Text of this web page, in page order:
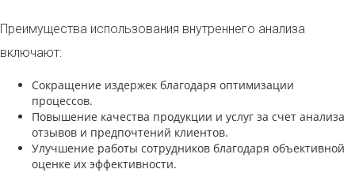
Преимущества использования внутреннего анализа
включают:
Сокращение издержек благодаря оптимизации
процессов.
Повышение качества продукции и услуг за счет анализа
отзывов и предпочтений клиентов.
Улучшение работы сотрудников благодаря объективной
оценке их эффективности.